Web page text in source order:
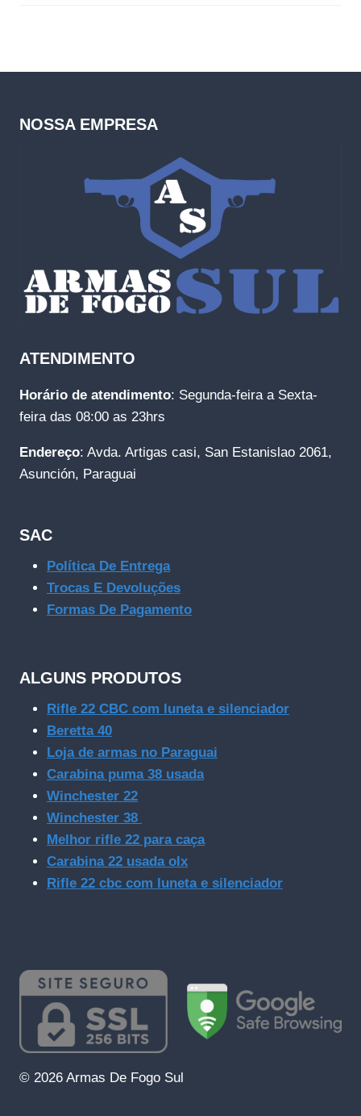
NOSSA EMPRESA
ATENDIMENTO
Horário de atendimento: Segunda-feira a Sexta-
feira das 08:00 as 23hrs
Endereço: Avda. Artigas casi, San Estanislao 2061,
Asunción, Paraguai
SAC
Política De Entrega
Trocas E Devoluções
Formas De Pagamento
ALGUNS PRODUTOS
Rifle 22 CBC com luneta e silenciador
Beretta 40
Loja de armas no Paraguai
Carabina puma 38 usada
Winchester 22
Winchester 38
Melhor rifle 22 para caça
Carabina 22 usada olx
Rifle 22 cbc com luneta e silenciador
© 2026 Armas De Fogo Sul